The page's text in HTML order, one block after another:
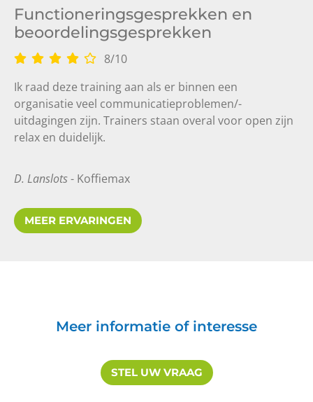
Functioneringsgesprekken en
beoordelingsgesprekken
8/10
Ik raad deze training aan als er binnen een
organisatie veel communicatieproblemen/-
uitdagingen zijn. Trainers staan overal voor open zijn
relax en duidelijk.
D. Lanslots- Koffiemax
MEER ERVARINGEN
Meer informatie of interesse
STEL UW VRAAG